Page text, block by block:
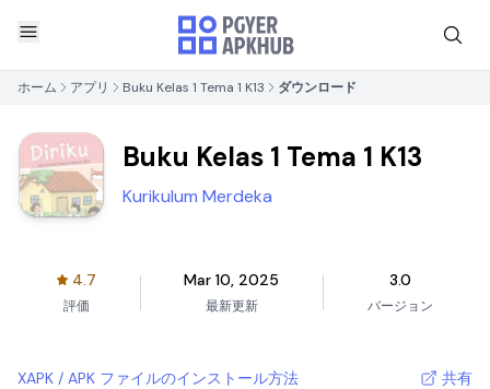
ホーム アプリ Buku Kelas 1 Tema 1 K13 ダウンロード
Buku Kelas 1 Tema 1 K13
Kurikulum Merdeka
4.7
評価
Mar 10, 2025
最新更新
3.0
バージョン
XAPK / APK ファイルのインストール方法 共有